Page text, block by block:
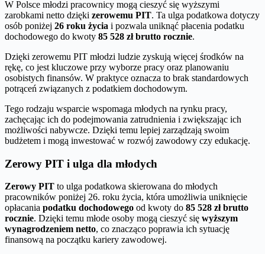
W Polsce młodzi pracownicy mogą cieszyć się wyższymi
zarobkami netto dzięki zerowemu PIT. Ta ulga podatkowa dotyczy
osób poniżej 26 roku życia i pozwala uniknąć płacenia podatku
dochodowego do kwoty 85 528 zł brutto rocznie.
Dzięki zerowemu PIT młodzi ludzie zyskują więcej środków na
rękę, co jest kluczowe przy wyborze pracy oraz planowaniu
osobistych finansów. W praktyce oznacza to brak standardowych
potrąceń związanych z podatkiem dochodowym.
Tego rodzaju wsparcie wspomaga młodych na rynku pracy,
zachęcając ich do podejmowania zatrudnienia i zwiększając ich
możliwości nabywcze. Dzięki temu lepiej zarządzają swoim
budżetem i mogą inwestować w rozwój zawodowy czy edukację.
Zerowy PIT i ulga dla młodych
Zerowy PIT to ulga podatkowa skierowana do młodych
pracowników poniżej 26. roku życia, która umożliwia uniknięcie
opłacania podatku dochodowego od kwoty do 85 528 zł brutto
rocznie. Dzięki temu młode osoby mogą cieszyć się wyższym
wynagrodzeniem netto, co znacząco poprawia ich sytuację
finansową na początku kariery zawodowej.